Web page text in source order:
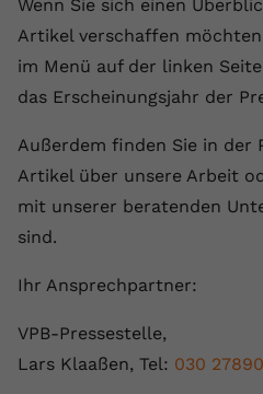
Wenn Sie sich einen
Artikel verschaffen
im Menü auf der linken
das Erscheinungsjahr der
Außerdem finden Sie in der
Artikel über unsere Arbeit
mit unserer beratenden
sind.
Ihr Ansprechpartner:
VPB-Pressestelle,
Lars Klaaßen, Tel: 030